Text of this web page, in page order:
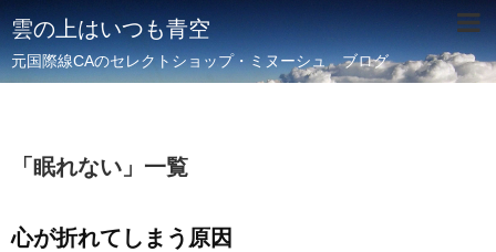
雲の上はいつも青空
元国際線CAのセレクトショップ・ミヌーシュ ブログ
「 眠れない 」 一覧
心が折れてしまう原因